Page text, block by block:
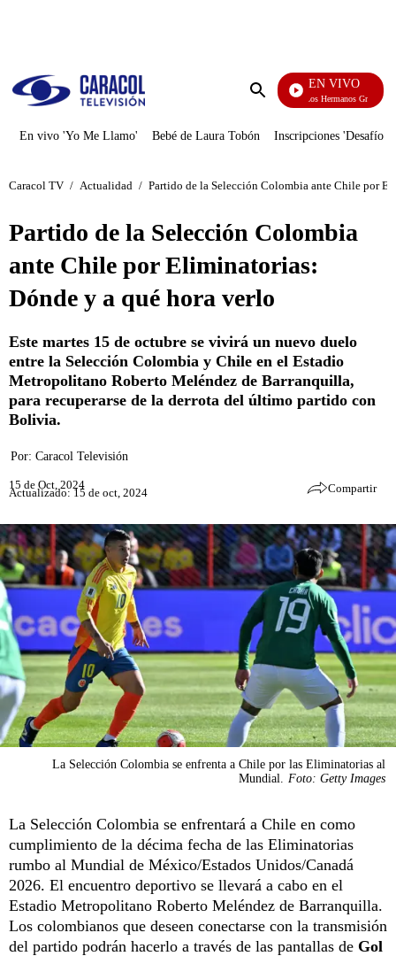
Enviar
EN VIVO
Cuentos De Los Hermanos Grimm
En vivo 'Yo Me Llamo' Bebé de Laura Tobón Inscripciones 'Desafío'
Caracol TV / Actualidad / Partido de la Selección Colombia ante Chile por
Partido de la Selección Colombia
ante Chile por Eliminatorias:
Dónde y a qué hora verlo
Este martes 15 de octubre se vivirá un nuevo duelo
entre la Selección Colombia y Chile en el Estadio
Metropolitano Roberto Meléndez de Barranquilla,
para recuperarse de la derrota del último partido con
Bolivia.
Por: Caracol Televisión
15 de Oct, 2024
Actualizado: 15 de oct, 2024 Compartir
La Selección Colombia se enfrenta a Chile por las Eliminatorias al
Mundial.
Foto: Getty Images
La Selección Colombia se enfrentará a Chile en como
cumplimiento de la décima fecha de las Eliminatorias
rumbo al Mundial de México/Estados Unidos/Canadá
2026. El encuentro deportivo se llevará a cabo en el
Estadio Metropolitano Roberto Meléndez de Barranquilla.
Los colombianos que deseen conectarse con la transmisión
del partido podrán hacerlo a través de las pantallas de Gol